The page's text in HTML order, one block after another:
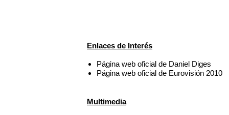
Enlaces de Interés
Página web oficial de Daniel Diges
Página web oficial de Eurovisión 2010
Multimedia